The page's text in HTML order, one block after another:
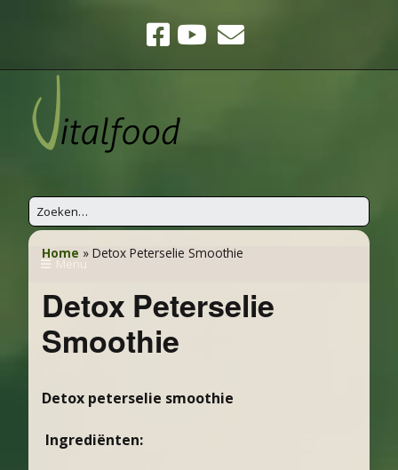
Home » Detox Peterselie Smoothie
Detox Peterselie
Smoothie
Detox peterselie smoothie
Ingrediënten: